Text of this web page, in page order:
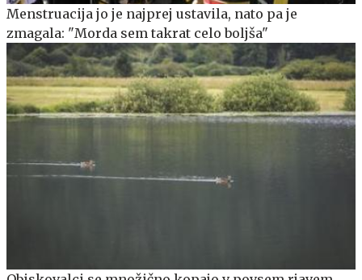
Menstruacija jo je najprej ustavila, nato pa je
zmagala: "Morda sem takrat celo boljša"